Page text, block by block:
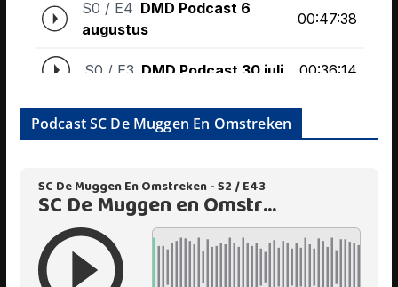
Podcast SC De Muggen En Omstreken